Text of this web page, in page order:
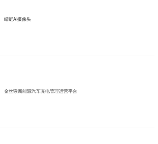
蜻蜓AI摄像头
金丝猴新能源汽车充电管理运营平台